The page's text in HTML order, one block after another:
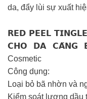
da, đẩy lùi sự xuất
𝗥𝗘𝗗 𝗣𝗘𝗘𝗟
𝗖𝗛𝗢 𝗗𝗔 𝗖𝗔̆𝗡𝗚
Cosmetic
Công dụng:
Loại bỏ bã nhờn và
Kiểm soát lượng dầu